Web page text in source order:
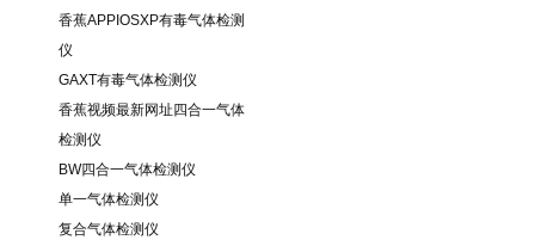
香蕉APPIOSXP有毒气体检测
仪
GAXT有毒气体检测仪
香蕉视频最新网址四合一气体
检测仪
BW四合一气体检测仪
单一气体检测仪
复合气体检测仪